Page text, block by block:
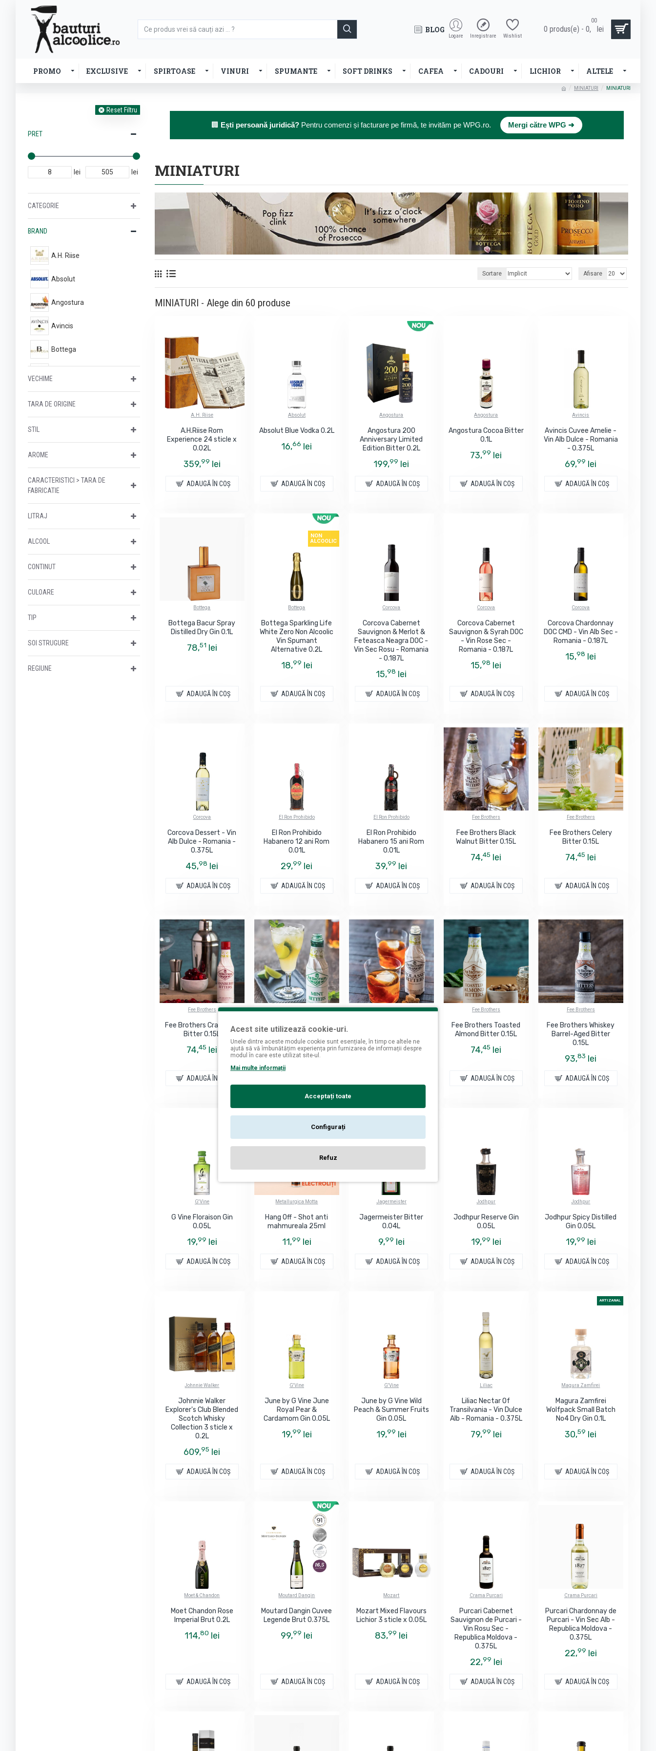
BLOG
Logare Inregistrare Wishlist
0 produs(e) - 0,
00
lei
PROMO EXCLUSIVE SPIRTOASE VINURI SPUMANTE SOFT DRINKS CAFEA CADOURI LICHIOR ALTELE
MINIATURI MINIATURI
Reset Filtru
PRET
lei lei
BRAND
A.H. Riise
Absolut
Angostura
Avincis
Bottega
Cramele Recas
El Ron Prohibido
Fee Brothers
G'Vine
Liliac
Magura Zamfirei
Metallurgica Motta
LITRAJ
ALCOOL
VECHIME
CONTINUT
CULOARE
TARA DE ORIGINE
TIP
CATEGORIE
STIL
SOI STRUGURE
REGIUNE
AROME
CARACTERISTICI > TARA DE
FABRICATIE
🏢 Ești persoană juridică? Pentru comenzi și facturare pe firmă, te invităm pe WPG.ro. Mergi către WPG ➜
MINIATURI
Sortare Afisare
MINIATURI - Alege din 60 produse
A.H. Riise
A.H.Riise Rom
Experience 24 sticle x
0.02L
359,99 lei
ADAUGĂ ÎN COŞ
Absolut
Absolut Blue Vodka 0.2L
16,66 lei
ADAUGĂ ÎN COŞ
Angostura
Angostura 200
Anniversary Limited
Edition Bitter 0.2L
199,99 lei
ADAUGĂ ÎN COŞ
Angostura
Angostura Cocoa Bitter
0.1L
73,99 lei
ADAUGĂ ÎN COŞ
Avincis
Avincis Cuvee Amelie -
Vin Alb Dulce - Romania
- 0.375L
69,99 lei
ADAUGĂ ÎN COŞ
Bottega
Bottega Bacur Spray
Distilled Dry Gin 0.1L
78,51 lei
ADAUGĂ ÎN COŞ
NON
ALCOOLIC
Bottega
Bottega Sparkling Life
White Zero Non Alcoolic
Vin Spumant
Alternative 0.2L
18,99 lei
ADAUGĂ ÎN COŞ
Corcova
Corcova Cabernet
Sauvignon & Merlot &
Feteasca Neagra DOC -
Vin Sec Rosu - Romania
- 0.187L
15,98 lei
ADAUGĂ ÎN COŞ
Corcova
Corcova Cabernet
Sauvignon & Syrah DOC
- Vin Rose Sec -
Romania - 0.187L
15,98 lei
ADAUGĂ ÎN COŞ
Corcova
Corcova Chardonnay
DOC CMD - Vin Alb Sec -
Romania - 0.187L
15,98 lei
ADAUGĂ ÎN COŞ
Corcova
Corcova Dessert - Vin
Alb Dulce - Romania -
0.375L
45,98 lei
ADAUGĂ ÎN COŞ
El Ron Prohibido
El Ron Prohibido
Habanero 12 ani Rom
0.01L
29,99 lei
ADAUGĂ ÎN COŞ
El Ron Prohibido
El Ron Prohibido
Habanero 15 ani Rom
0.01L
39,99 lei
ADAUGĂ ÎN COŞ
Fee Brothers
Fee Brothers Black
Walnut Bitter 0.15L
74,45 lei
ADAUGĂ ÎN COŞ
Fee Brothers
Fee Brothers Celery
Bitter 0.15L
74,45 lei
ADAUGĂ ÎN COŞ
Fee Brothers
Fee Brothers Cranberry
Bitter 0.15L
74,45 lei
ADAUGĂ ÎN COŞ
Fee Brothers Mint
Bitter 0.15L
68,32lei 68,32lei
Fee Brothers
Fee Brothers Toasted
Almond Bitter 0.15L
74,45 lei
ADAUGĂ ÎN COŞ
Fee Brothers
Fee Brothers Whiskey
Barrel-Aged Bitter
0.15L
93,83 lei
ADAUGĂ ÎN COŞ
G'Vine
G Vine Floraison Gin
0.05L
19,99 lei
ADAUGĂ ÎN COŞ
Metallurgica Motta
Hang Off - Shot anti
mahmureala 25ml
11,99 lei
ADAUGĂ ÎN COŞ
Jagermeister
Jagermeister Bitter
0.04L
9,99 lei
ADAUGĂ ÎN COŞ
Jodhpur
Jodhpur Reserve Gin
0.05L
19,99 lei
ADAUGĂ ÎN COŞ
Jodhpur
Jodhpur Spicy Distilled
Gin 0.05L
19,99 lei
ADAUGĂ ÎN COŞ
Johnnie Walker
Johnnie Walker
Explorer's Club Blended
Scotch Whisky
Collection 3 sticle x
0.2L
609,95 lei
ADAUGĂ ÎN COŞ
G'Vine
June by G Vine June
Royal Pear &
Cardamom Gin 0.05L
19,99 lei
ADAUGĂ ÎN COŞ
G'Vine
June by G Vine Wild
Peach & Summer Fruits
Gin 0.05L
19,99 lei
ADAUGĂ ÎN COŞ
Liliac
Liliac Nectar Of
Transilvania - Vin Dulce
Alb - Romania - 0.375L
79,99 lei
ADAUGĂ ÎN COŞ
ARTIZANAL
Magura Zamfirei
Magura Zamfirei
Wolfpack Small Batch
No4 Dry Gin 0.1L
30,59 lei
ADAUGĂ ÎN COŞ
Moet & Chandon
Moet Chandon Rose
Imperial Brut 0.2L
114,80 lei
ADAUGĂ ÎN COŞ
Moutard Dangin
Moutard Dangin Cuvee
Legende Brut 0.375L
99,99 lei
ADAUGĂ ÎN COŞ
Mozart
Mozart Mixed Flavours
Lichior 3 sticle x 0.05L
83,99 lei
ADAUGĂ ÎN COŞ
Crama Purcari
Purcari Cabernet
Sauvignon de Purcari -
Vin Rosu Sec -
Republica Moldova -
0.375L
22,99 lei
ADAUGĂ ÎN COŞ
Crama Purcari
Purcari Chardonnay de
Purcari - Vin Sec Alb -
Republica Moldova -
0.375L
22,99 lei
ADAUGĂ ÎN COŞ
Acest site utilizează cookie-uri.
Unele dintre aceste module cookie sunt esențiale, în timp ce altele ne
ajută să vă îmbunătățim experiența prin furnizarea de informații despre
modul în care este utilizat site-ul.
Mai multe informații
Acceptați toate
Configurați
Refuz